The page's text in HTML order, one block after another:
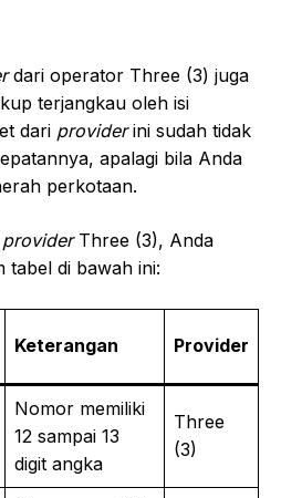
dari operator Three (3) juga
terjangkau oleh isi
dari providerini sudah tidak
apalagi bila Anda
perkotaan.
providerThree (3), Anda
tabel di bawah ini:
Keterangan Provider
Nomor memiliki
12 sampai 13
digit angka
Three
(3)